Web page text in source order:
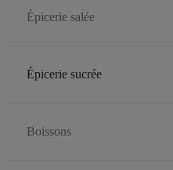
Épicerie salée
Épicerie sucrée
Boissons